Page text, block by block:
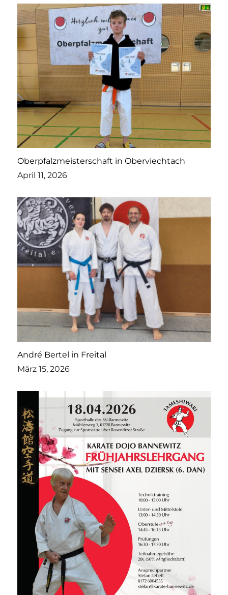
Oberpfalzmeisterschaft in Oberviechtach
April 11, 2026
André Bertel in Freital
März 15, 2026